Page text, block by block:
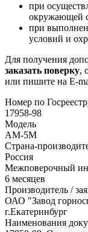
при
окружающей
при
условий и
Для получения
заказать поверку,
или пишите на E-
Номер по
17958-98
Модель
АМ-5М
Страна-
Россия
Межповерочный
6 месяцев
Производитель /
ОАО "Завод
г.Екатеринбург
Наименования